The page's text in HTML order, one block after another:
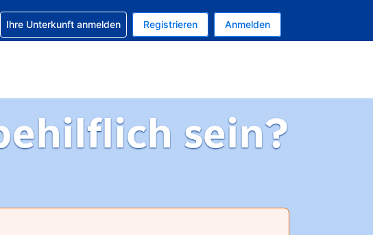
Ihre aktuelle Währung ist EUR
Sprache. Ihre aktuelle Sprache ist Deutsch
bei Ihrer Buchung erhalten
Ihre Unterkunft anmelden Registrieren Anmelden
sein?